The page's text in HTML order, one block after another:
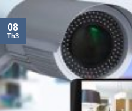
08
Th3